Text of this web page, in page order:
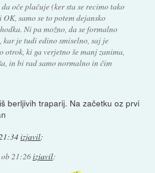
oče plačuje (ker sta se recimo tako
samo se to potem dejansko
Ni pa možno, da se formalno
je tudi edino smiselno, saj je
otrok, ki ga verjetno še manj zanima,
in bi rad samo normalno in čim
berljivih traparij. Na začetku oz prvi
izjavil:
21:26izjavil: